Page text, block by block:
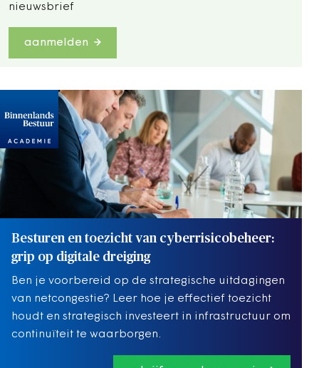
nieuwsbrief
aanmelden
Besturen en toezicht van cyberrisicobeheer:
grip op digitale dreiging
Ben je voorbereid op de strategische uitdagingen
van netcongestie? Leer hoe je effectief toezicht
houdt en strategisch investeert in infrastructuur om
continuïteit te waarborgen.